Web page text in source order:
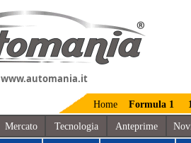
www.automania.it
Home Formula 1
Mercato Tecnologia Anteprime